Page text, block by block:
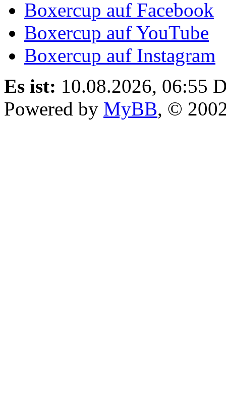
Boxercup auf Facebook
Boxercup auf YouTube
Boxercup auf Instagram
Es ist: 10.08.2026, 06:55
Powered by MyBB, ©